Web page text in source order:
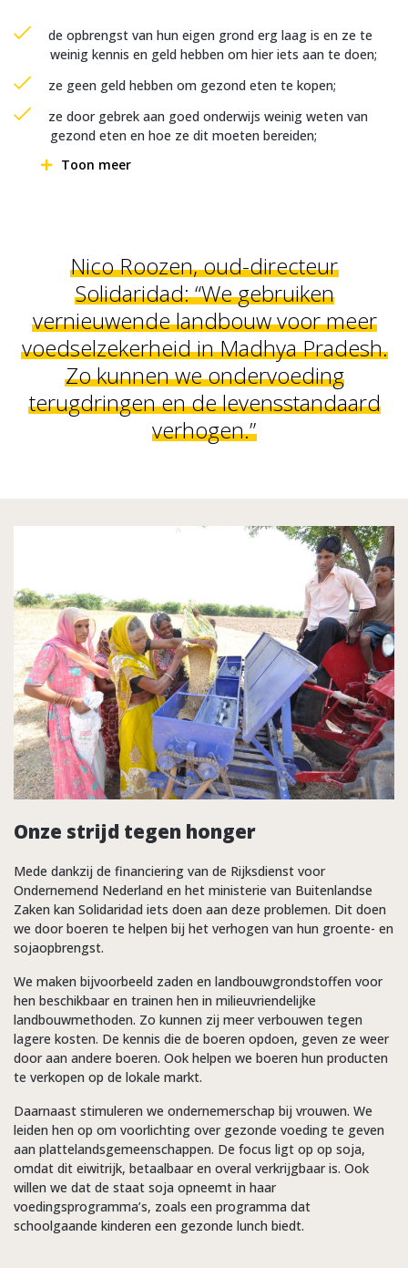
de opbrengst van hun eigen grond erg laag is en ze te
weinig kennis en geld hebben om hier iets aan te doen;
ze geen geld hebben om gezond eten te kopen;
ze door gebrek aan goed onderwijs weinig weten van
gezond eten en hoe ze dit moeten bereiden;
Toon meer
Nico Roozen, oud-directeur
Solidaridad: “We gebruiken
vernieuwende landbouw voor meer
voedselzekerheid in Madhya Pradesh.
Zo kunnen we ondervoeding
terugdringen en de levensstandaard
verhogen.”
Onze strijd tegen honger
Mede dankzij de financiering van de Rijksdienst voor
Ondernemend Nederland en het ministerie van Buitenlandse
Zaken kan Solidaridad iets doen aan deze problemen. Dit doen
we door boeren te helpen bij het verhogen van hun groente- en
sojaopbrengst.
We maken bijvoorbeeld zaden en landbouwgrondstoffen voor
hen beschikbaar en trainen hen in milieuvriendelijke
landbouwmethoden. Zo kunnen zij meer verbouwen tegen
lagere kosten. De kennis die de boeren opdoen, geven ze weer
door aan andere boeren. Ook helpen we boeren hun producten
te verkopen op de lokale markt.
Daarnaast stimuleren we ondernemerschap bij vrouwen. We
leiden hen op om voorlichting over gezonde voeding te geven
aan plattelandsgemeenschappen. De focus ligt op op soja,
omdat dit eiwitrijk, betaalbaar en overal verkrijgbaar is. Ook
willen we dat de staat soja opneemt in haar
voedingsprogramma’s, zoals een programma dat
schoolgaande kinderen een gezonde lunch biedt.